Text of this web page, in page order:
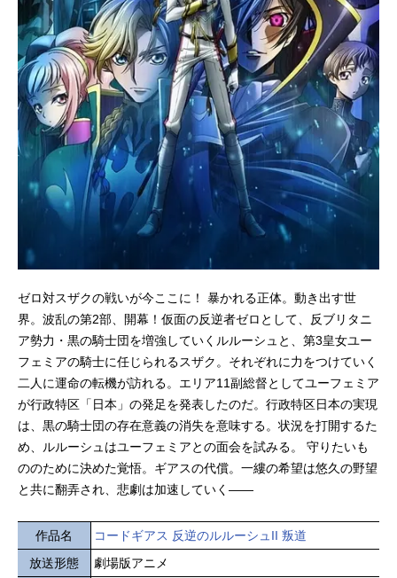
ゼロ対スザクの戦いが今ここに！ 暴かれる正体。動き出す世
界。波乱の第2部、開幕！仮面の反逆者ゼロとして、反ブリタニ
ア勢力・黒の騎士団を増強していくルルーシュと、第3皇女ユー
フェミアの騎士に任じられるスザク。それぞれに力をつけていく
二人に運命の転機が訪れる。エリア11副総督としてユーフェミア
が行政特区「日本」の発足を発表したのだ。行政特区日本の実現
は、黒の騎士団の存在意義の消失を意味する。状況を打開するた
め、ルルーシュはユーフェミアとの面会を試みる。 守りたいも
ののために決めた覚悟。ギアスの代償。一縷の希望は悠久の野望
と共に翻弄され、悲劇は加速していく――
作品名
コードギアス 反逆のルルーシュII 叛道
放送形態
劇場版アニメ